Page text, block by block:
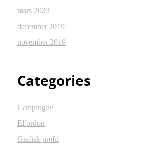
mars 2023
december 2019
november 2019
Categories
Campingliv
Elfordon
Grafisk profil